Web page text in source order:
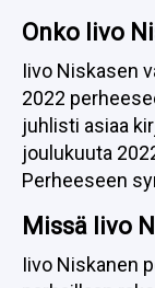
Onko Iivo
Iivo Niskasen
2022
juhlisti asiaa
joulukuuta
Perheeseen
Missä Iivo
parhaillaan